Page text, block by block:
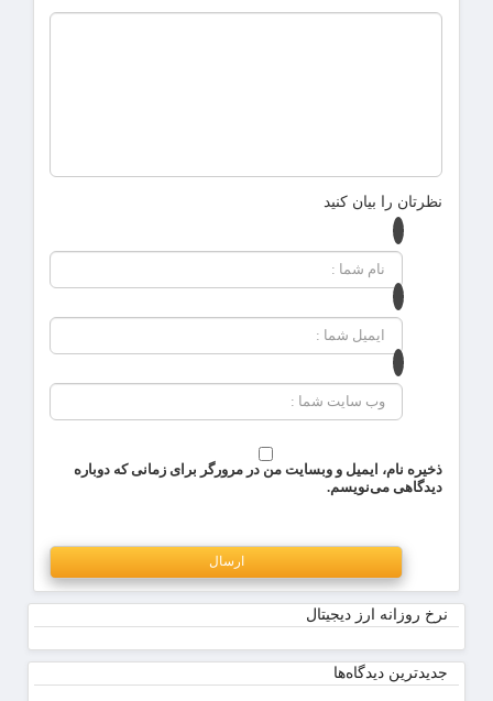
نظرتان را بیان کنید
ذخیره نام، ایمیل و وبسایت من در مرورگر برای زمانی که دوباره
دیدگاهی می‌نویسم.
نرخ روزانه ارز دیجیتال
جدیدترین دیدگاه‌‌ها